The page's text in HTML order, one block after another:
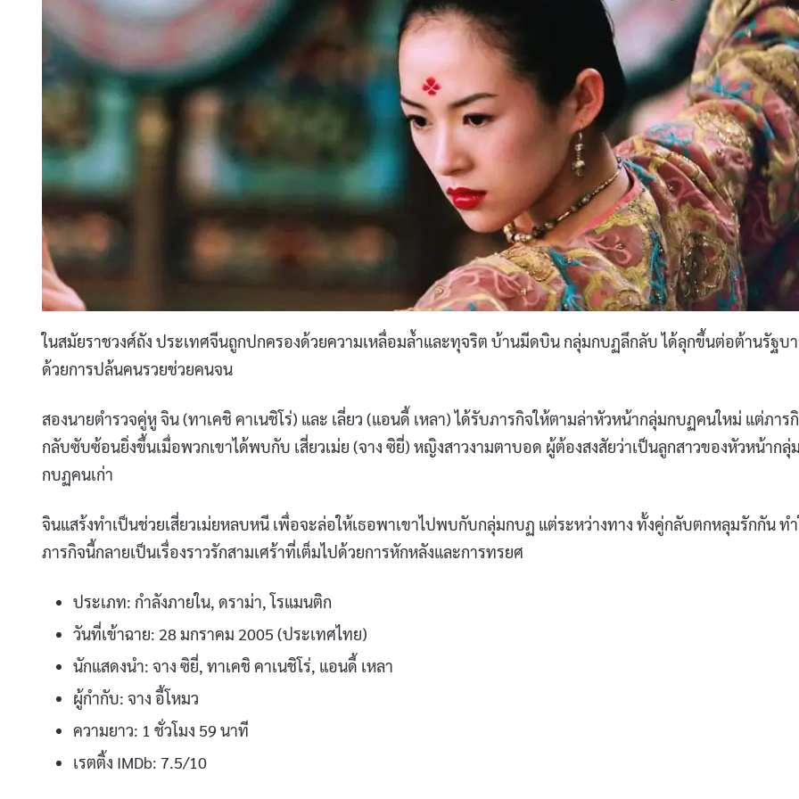
ในสมัยราชวงศ์ถัง ประเทศจีนถูกปกครองด้วยความเหลื่อมล้ำและทุจริต บ้านมีดบิน กลุ่มกบฏลึกลับ ได้ลุกขึ้นต่อต้านรัฐบ
ด้วยการปล้นคนรวยช่วยคนจน
สองนายตำรวจคู่หู จิน (ทาเคชิ คาเนชิโร่) และ เลี่ยว (แอนดี้ เหลา) ได้รับภารกิจให้ตามล่าหัวหน้ากลุ่มกบฏคนใหม่ แต่ภาร
กลับซับซ้อนยิ่งขึ้นเมื่อพวกเขาได้พบกับ เสี่ยวเม่ย (จาง ซิยี่) หญิงสาวงามตาบอด ผู้ต้องสงสัยว่าเป็นลูกสาวของหัวหน้ากลุ่
กบฏคนเก่า
จินแสร้งทำเป็นช่วยเสี่ยวเม่ยหลบหนี เพื่อจะล่อให้เธอพาเขาไปพบกับกลุ่มกบฏ แต่ระหว่างทาง ทั้งคู่กลับตกหลุมรักกัน ท
ภารกิจนี้กลายเป็นเรื่องราวรักสามเศร้าที่เต็มไปด้วยการหักหลังและการทรยศ
ประเภท: กำลังภายใน, ดราม่า, โรแมนติก
วันที่เข้าฉาย: 28 มกราคม 2005 (ประเทศไทย)
นักแสดงนำ: จาง ซิยี่, ทาเคชิ คาเนชิโร่, แอนดี้ เหลา
ผู้กำกับ: จาง อี้โหมว
ความยาว: 1 ชั่วโมง 59 นาที
เรตติ้ง IMDb: 7.5/10